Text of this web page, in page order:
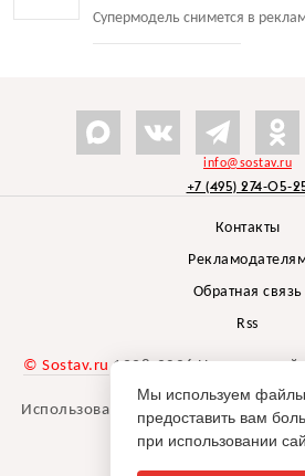
Супермодель снимется в
info@sostav.ru
+7 (495) 274-05-
Контакты
Обратная связь
Rss
© Sostav.ru 1998-2026 Независимый
агентства Depot
Использование материалов Sostav.ru
указании
Мы используем файлы
предоставить вам
при использовании